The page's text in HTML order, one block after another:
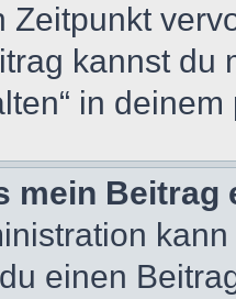
Zeitpunkt
kannst du
in
mein
einen